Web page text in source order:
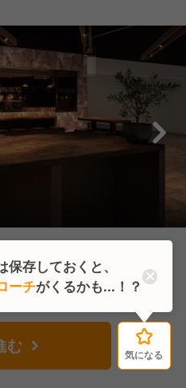
求人を検討中
む 気になる
気になる
存しておくと、
ーチがくるかも...！？